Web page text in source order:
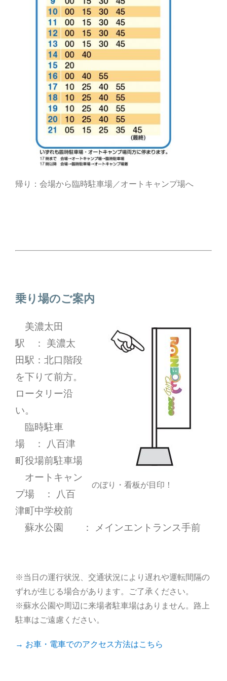
帰り：会場から臨時駐車場／オートキャンプ場へ
乗り場のご案内
のぼり・看板が目印！
美濃太田
駅 ： 美濃太
田駅：北口階段
を下りて前方。
ロータリー沿
い。
臨時駐車
場 ： 八百津
町役場前駐車場
オートキャン
プ場 ： 八百
津町中学校前
蘇水公園 ： メインエントランス手前
※当日の運行状況、交通状況により遅れや運転間隔の
ずれが生じる場合があります。ご了承ください。
※蘇水公園や周辺に来場者駐車場はありません。路上
駐車はご遠慮ください。
→ お車・電車でのアクセス方法はこちら